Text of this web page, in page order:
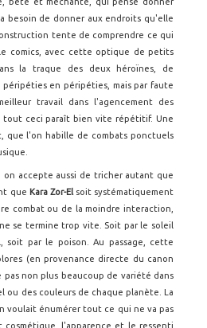
bête et méchante, qui pense donner
besoin de donner aux endroits qu'elle
tente de comprendre ce qui
comics, avec cette optique de petits
la traque des deux héroïnes, de
péripéties en péripéties, mais par faute
travail dans l'agencement des
tout ceci paraît bien vite répétitif. Une
que l'on habille de combats ponctuels
accepte aussi de tricher autant que
que Kara Zor-Elsoit systématiquement
combat ou de la moindre interaction,
se termine trop vite. Soit par le soleil
soit par le poison. Au passage, cette
(en provenance directe du canon
pas non plus beaucoup de variété dans
ou des couleurs de chaque planète. La
voulait énumérer tout ce qui ne va pas
cosmétique, l'apparence et le ressenti